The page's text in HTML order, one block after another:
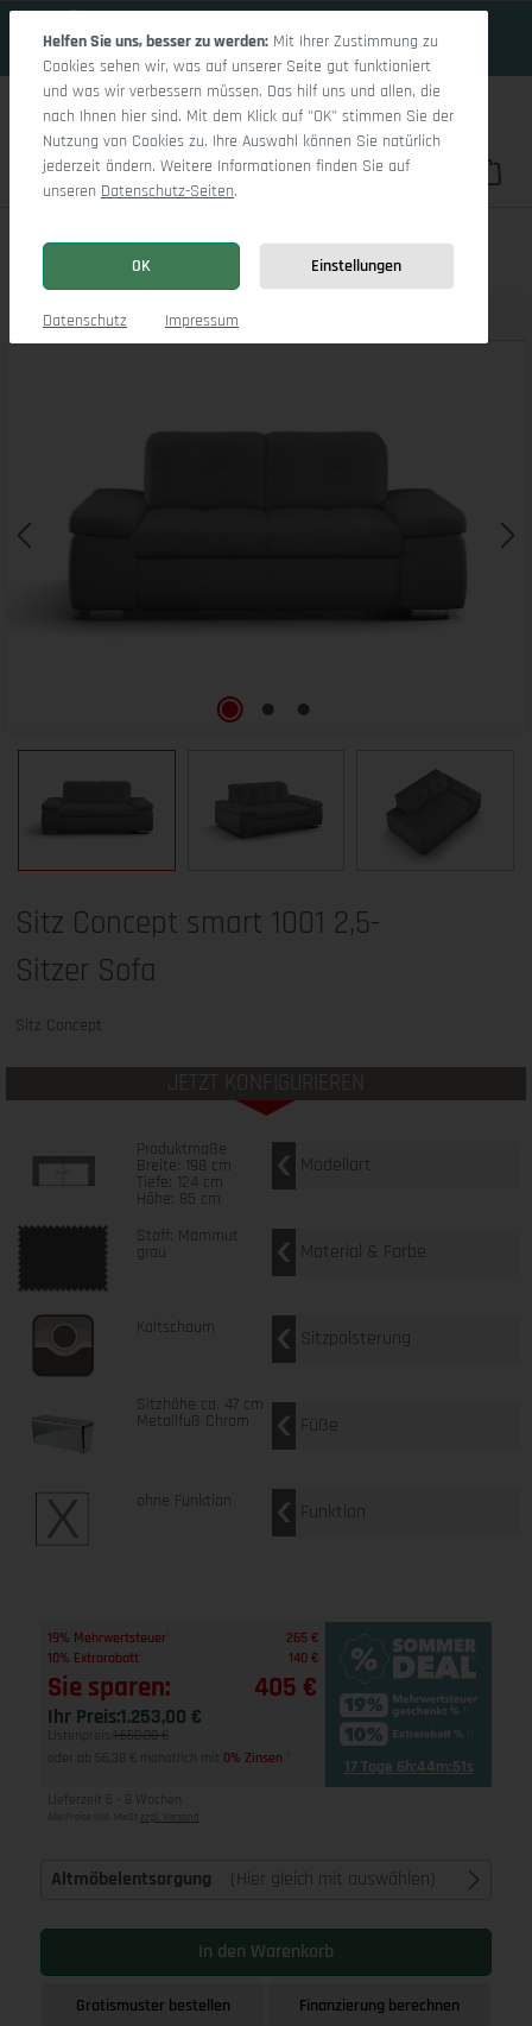
Du hast 0
Sitz Concept smart 1001 2,5-Sitzer Sofa
Produktbilder
Sitz Concept smart 1001 2,5-
Sitzer Sofa
Sitz Concept
JETZT KONFIGURIEREN
Produktmaße
Breite: 198 cm
Tiefe: 124 cm
Höhe: 85 cm
Modellart
Stoff: Mammut
grau Material & Farbe
Kaltschaum Sitzpolsterung
Sitzhöhe ca. 47 cm
Metallfuß Chrom Füße
ohne Funktion Funktion
19% Mehrwertsteuer
265 €
10% Extrarabatt
140 €
Sie sparen: 405 €
Ihr Preis:1.253,00 €
Listenpreis: 1.658,00 €
oder ab 56,38 € monatlich mit 0% Zinsen 17 Tage 6h:44m:50s
Lieferzeit 6 - 8 Wochen
Alle Preise inkl. MwSt zzgl. Versand
Altmöbelentsorgung (Hier gleich mit auswählen)
In den Warenkorb
Gratismuster bestellen Finanzierung berechnen
Helfen Sie uns, besser zu werden: Mit Ihrer Zustimmung zu
Cookies sehen wir, was auf unserer Seite gut funktioniert
und was wir verbessern müssen. Das hilf uns und allen, die
nach Ihnen hier sind. Mit dem Klick auf "OK" stimmen Sie der
Nutzung von Cookies zu. Ihre Auswahl können Sie natürlich
jederzeit ändern. Weitere Informationen finden Sie auf
unseren Datenschutz-Seiten.
OK Einstellungen
Datenschutz Impressum